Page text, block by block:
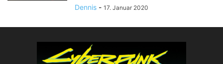
Dennis - 17. Januar 2020